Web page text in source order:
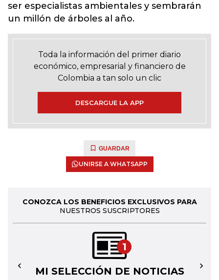
ser especialistas ambientales y sembrarán
un millón de árboles al año.
Toda la información del primer diario
económico, empresarial y financiero de
Colombia a tan solo un clic
DESCARGUE LA APP
GUARDAR
UNIRSE A WHATSAPP
CONOZCA LOS BENEFICIOS EXCLUSIVOS PARA
NUESTROS SUSCRIPTORES
1
MI SELECCIÓN DE NOTICIAS
← →